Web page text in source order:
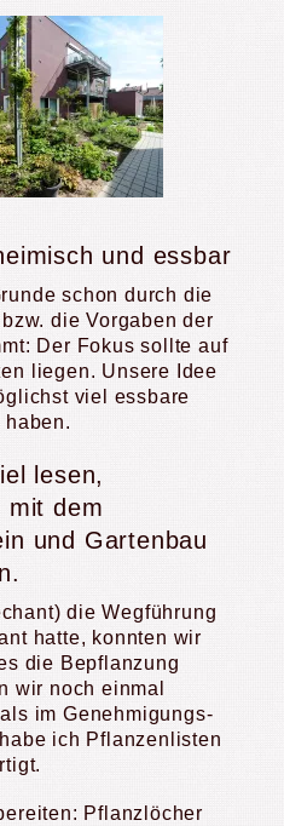
und essbar
schon durch die
die Vorgaben der
Der Fokus sollte auf
liegen. Unsere Idee
viel essbare
haben.
lesen,
mit dem
und Gartenbau
die Wegführung
hatte, konnten wir
die Bepflanzung
wir noch einmal
im Genehmigungs-
ich Pflanzenlisten
Pflanzlöcher